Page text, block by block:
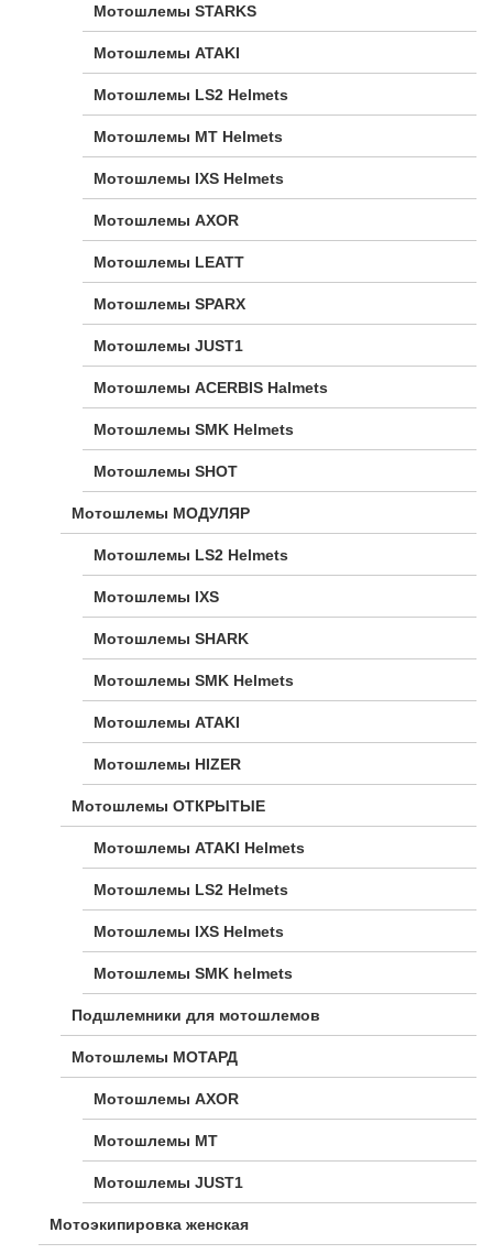
Мотошлемы STARKS
Мотошлемы ATAKI
Мотошлемы LS2 Helmets
Мотошлемы MT Helmets
Мотошлемы IXS Helmets
Мотошлемы AXOR
Мотошлемы LEATT
Мотошлемы SPARX
Мотошлемы JUST1
Мотошлемы ACERBIS Halmets
Мотошлемы SMK Helmets
Мотошлемы SHOT
Мотошлемы МОДУЛЯР
Мотошлемы LS2 Helmets
Мотошлемы IXS
Мотошлемы SHARK
Мотошлемы SMK Helmets
Мотошлемы ATAKI
Мотошлемы HIZER
Мотошлемы ОТКРЫТЫЕ
Мотошлемы ATAKI Helmets
Мотошлемы LS2 Helmets
Мотошлемы IXS Helmets
Мотошлемы SMK helmets
Подшлемники для мотошлемов
Мотошлемы МОТАРД
Мотошлемы AXOR
Мотошлемы MT
Мотошлемы JUST1
Мотоэкипировка женская